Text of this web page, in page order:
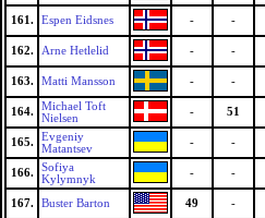
161. Espen Eidsnes - -
162. Arne Hetlelid - -
163. Matti Mansson - -
164.
Michael Toft
Nielsen
- 51
165.
Evgeniy
Matantsev
- -
166.
Sofiya
Kylymnyk
- -
167. Buster Barton 49 -